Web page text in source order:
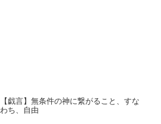
【戯言】無条件の神に繋がること、すな
わち、自由